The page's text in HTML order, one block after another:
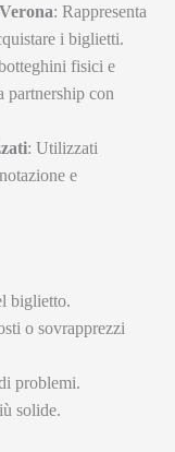
: Rappresenta
i biglietti.
fisici e
partnership con
: Utilizzati
e
biglietto.
o sovrapprezzi
problemi.
solide.